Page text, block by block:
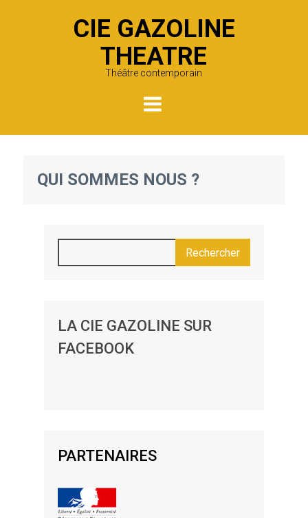
CIE GAZOLINE
THEATRE
Théâtre contemporain
QUI SOMMES NOUS ?
LA CIE GAZOLINE SUR
FACEBOOK
PARTENAIRES